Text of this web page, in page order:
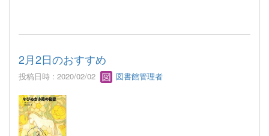
2月2日のおすすめ
投稿日時 : 2020/02/02 図書館管理者